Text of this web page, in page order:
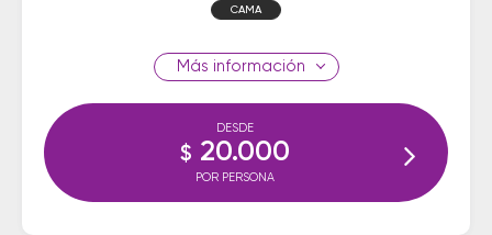
CAMA
información
DESDE
$ 20.000
POR PERSONA